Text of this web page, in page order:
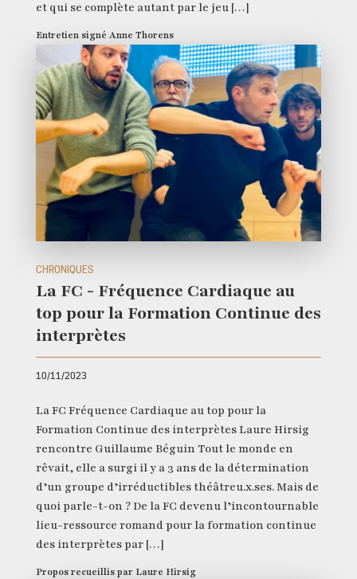
et qui se complète autant par le jeu […]
Entretien signé Anne Thorens
CHRONIQUES
La FC - Fréquence Cardiaque au
top pour la Formation Continue des
interprètes
10/11/2023
La FC Fréquence Cardiaque au top pour la
Formation Continue des interprètes Laure Hirsig
rencontre Guillaume Béguin Tout le monde en
rêvait, elle a surgi il y a 3 ans de la détermination
d’un groupe d’irréductibles théâtreu.x.ses. Mais de
quoi parle-t-on ? De la FC devenu l’incontournable
lieu-ressource romand pour la formation continue
des interprètes par […]
Propos recueillis par Laure Hirsig